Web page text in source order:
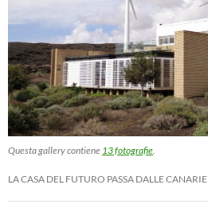
Questa gallery contiene 13 fotografie
LA CASA DEL FUTURO PASSA DALLE CANARIE